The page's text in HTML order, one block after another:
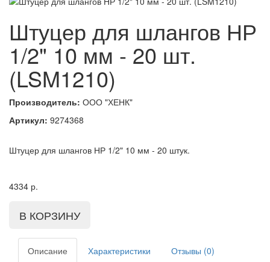
Штуцер для шлангов НР
1/2" 10 мм - 20 шт.
(LSM1210)
Производитель: ООО "ХЕНК"
Артикул: 9274368
Штуцер для шлангов НР 1/2" 10 мм - 20 штук.
4334 р.
Описание Характеристики
Отзывы (0)